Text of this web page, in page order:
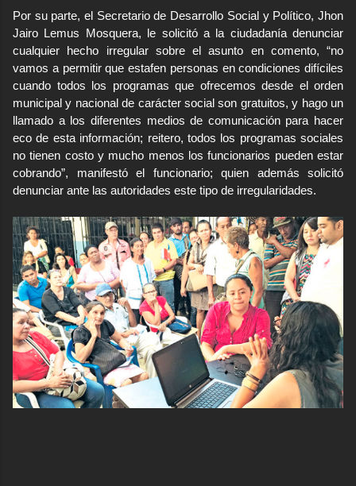
Por su parte, el Secretario de Desarrollo Social y Político, Jhon
Jairo Lemus Mosquera, le solicitó a la ciudadanía denunciar
cualquier hecho irregular sobre el asunto en comento, “no
vamos a permitir que estafen personas en condiciones difíciles
cuando todos los programas que ofrecemos desde el orden
municipal y nacional de carácter social son gratuitos, y hago un
llamado a los diferentes medios de comunicación para hacer
eco de esta información; reitero, todos los programas sociales
no tienen costo y mucho menos los funcionarios pueden estar
cobrando”, manifestó el funcionario; quien además solicitó
denunciar ante las autoridades este tipo de irregularidades.